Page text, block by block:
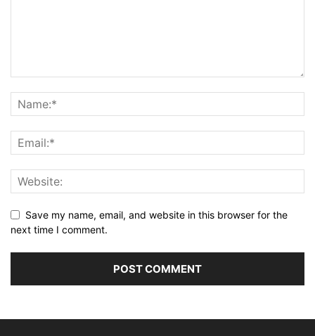
Save my name, email, and website in this browser for the
next time I comment.